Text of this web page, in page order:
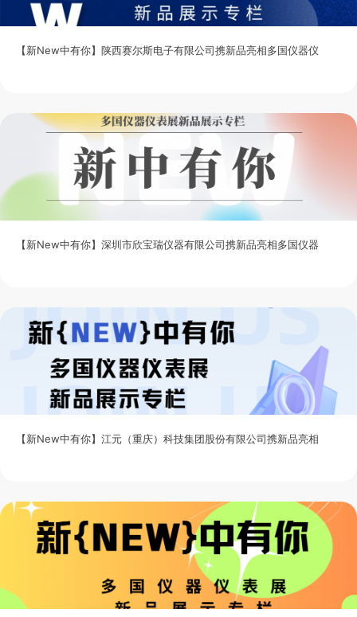
【新New中有你】陕西赛尔斯电子有限公司携新品亮相多国仪器仪
【新New中有你】深圳市欣宝瑞仪器有限公司携新品亮相多国仪器
【新New中有你】江元（重庆）科技集团股份有限公司携新品亮相